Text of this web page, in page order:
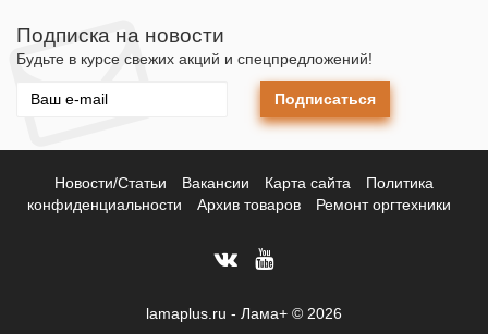
Подписка на новости
Будьте в курсе свежих акций и спецпредложений!
Подписаться
Новости/Статьи Вакансии Карта сайта
Политика
конфиденциальности
Архив товаров Ремонт оргтехники
lamaplus.ru - Лама+ © 2026